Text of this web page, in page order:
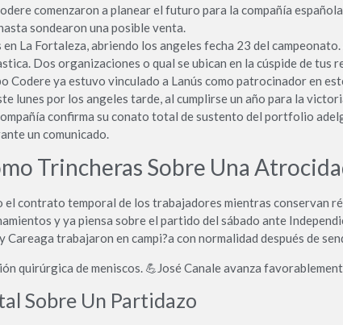
comenzaron a planear el futuro para la compañía
sondearon una posible venta.
La Fortaleza, abriendo los angeles fecha 23 del
Dos organizaciones o qual se ubican en la cúspide de
Codere ya estuvo vinculado a Lanús como patrocinador en
lunes por los angeles tarde, al cumplirse un año para la
confirma su conato total de sustento del portfolio
un comunicado.
Trincheras Sobre Una
contrato temporal de los trabajadores mientras conservan
y ya piensa sobre el partido del sábado ante
trabajaron en campi?a con normalidad después de
quirúrgica de meniscos. 💪José Canale avanza
Sobre Un Partidazo